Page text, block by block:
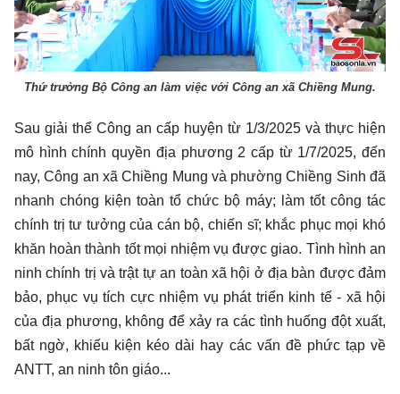
Thứ trưởng Bộ Công an làm việc với Công an xã Chiềng Mung.
Sau giải thể Công an cấp huyện từ 1/3/2025 và thực hiện
mô hình chính quyền địa phương 2 cấp từ 1/7/2025, đến
nay, Công an xã Chiềng Mung và phường Chiềng Sinh đã
nhanh chóng kiện toàn tổ chức bộ máy; làm tốt công tác
chính trị tư tưởng của cán bộ, chiến sĩ; khắc phục mọi khó
khăn hoàn thành tốt mọi nhiệm vụ được giao. Tình hình an
ninh chính trị và trật tự an toàn xã hội ở địa bàn được đảm
bảo, phục vụ tích cực nhiệm vụ phát triển kinh tế - xã hội
của địa phương, không để xảy ra các tình huống đột xuất,
bất ngờ, khiếu kiện kéo dài hay các vấn đề phức tạp về
ANTT, an ninh tôn giáo...